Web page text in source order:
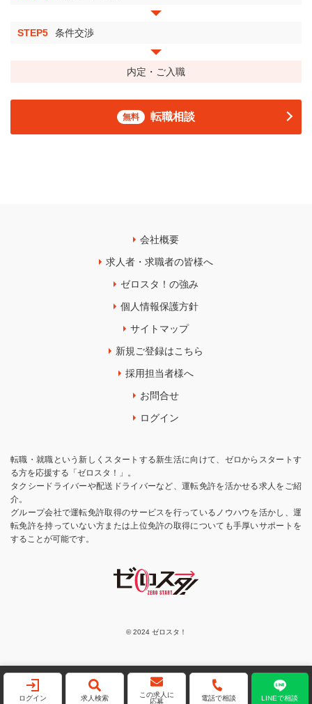
STEP5 条件交渉
内定・ご入職
無料 転職相談
ログイン 求人検索
この求人に
応募
電話で相談 LINEで相談
会社概要
求人者・求職者の皆様へ
ゼロスタ！の強み
個人情報保護方針
サイトマップ
新規ご登録はこちら
採用担当者様へ
お問合せ
ログイン
転職・就職という新しくスタートする新生活に向けて、ゼロからスタートす
る方を応援する「ゼロスタ！」。
タクシードライバーや配送ドライバーなど、運転免許を活かせる求人をご紹
介。
グループ会社で運転免許取得のサービスを行っているノウハウを活かし、運
転免許を持っていない方または上位免許の取得についても手厚いサポートを
することが可能です。
© 2024 ゼロスタ！